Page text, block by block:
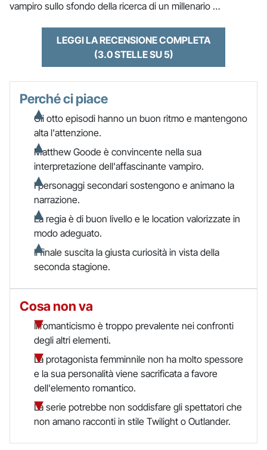
vampiro sullo sfondo della ricerca di un millenario …
LEGGI LA RECENSIONE COMPLETA
(3.0 STELLE SU 5)
Perché ci piace
Gli otto episodi hanno un buon ritmo e mantengono
alta l'attenzione.
Matthew Goode è convincente nella sua
interpretazione dell'affascinante vampiro.
I personaggi secondari sostengono e animano la
narrazione.
La regia è di buon livello e le location valorizzate in
modo adeguato.
Il finale suscita la giusta curiosità in vista della
seconda stagione.
Cosa non va
Il romanticismo è troppo prevalente nei confronti
degli altri elementi.
La protagonista femminnile non ha molto spessore
e la sua personalità viene sacrificata a favore
dell'elemento romantico.
La serie potrebbe non soddisfare gli spettatori che
non amano racconti in stile Twilight o Outlander.